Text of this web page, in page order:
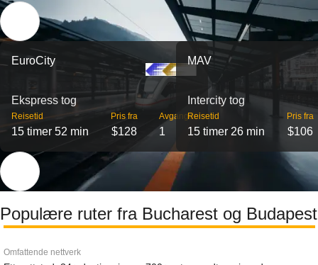
EuroCity
Ekspress tog
Reisetid
15 timer 52 min
Pris fra
$128
Avganger
1
MAV
Intercity tog
Reisetid
15 timer 26 min
Pris fra
$106
Populære ruter fra Bucharest og Budapest
Omfattende nettverk